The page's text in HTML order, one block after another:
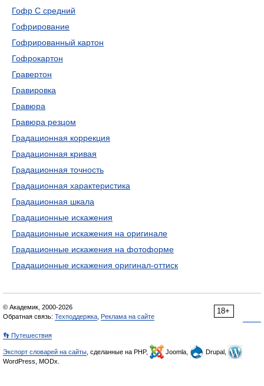
Гофр С средний
Гофрирование
Гофрированный картон
Гофрокартон
Гравертон
Гравировка
Гравюра
Гравюра резцом
Градационная коррекция
Градационная кривая
Градационная точность
Градационная характеристика
Градационная шкала
Градационные искажения
Градационные искажения на оригинале
Градационные искажения на фотоформе
Градационные искажения оригинал-оттиск
18+
© Академик, 2000-2026
Обратная связь: Техподдержка Реклама на сайте
👣 Путешествия
Экспорт словарей на сайты , сделанные на PHP, Joomla,
Drupal,
WordPress, MODx.